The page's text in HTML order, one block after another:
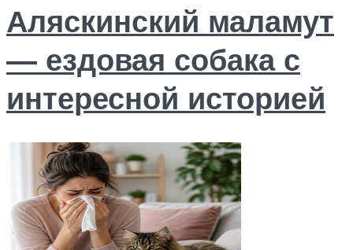
Аляскинский маламут
— ездовая собака с
интересной историей